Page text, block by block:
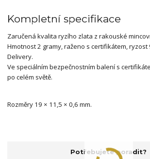
Kompletní specifikace
Zaručená kvalita ryzího zlata z rakouské
Hmotnost 2 gramy, raženo s certifikátem,
Delivery.
Ve speciálním bezpečnostním balení s
po celém světě.
Rozměry 19 × 11,5 × 0,6 mm.
Potřebujete poradit?